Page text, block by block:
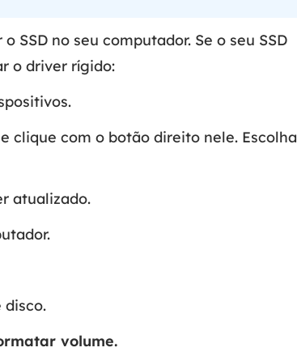
SSD no seu computador. Se o seu SSD
o driver rígido:
clique com o botão direito nele. Escolha
atualizado.
disco.
volume.